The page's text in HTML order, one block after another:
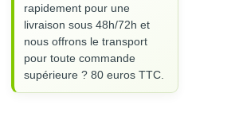
rapidement pour une
livraison sous 48h/72h et
nous offrons le transport
pour toute commande
supérieure ? 80 euros TTC.